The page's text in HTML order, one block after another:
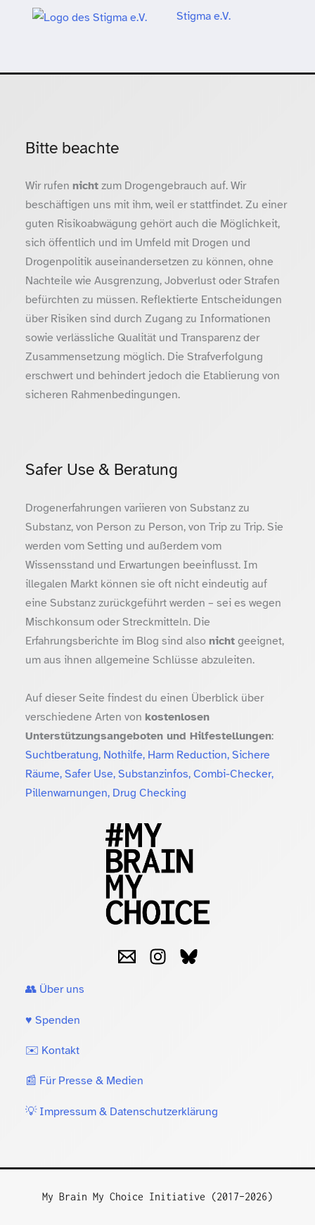
Stigma e.V.
Bitte beachte
Wir rufen nichtzum Drogengebrauch auf. Wir
beschäftigen uns mit ihm, weil er stattfindet. Zu einer
guten Risikoabwägung gehört auch die Möglichkeit,
sich öffentlich und im Umfeld mit Drogen und
Drogenpolitik auseinandersetzen zu können, ohne
Nachteile wie Ausgrenzung, Jobverlust oder Strafen
befürchten zu müssen. Reflektierte Entscheidungen
über Risiken sind durch Zugang zu Informationen
sowie verlässliche Qualität und Transparenz der
Zusammensetzung möglich. Die Strafverfolgung
erschwert und behindert jedoch die Etablierung von
sicheren Rahmenbedingungen.
Safer Use & Beratung
Drogenerfahrungen variieren von Substanz zu
Substanz, von Person zu Person, von Trip zu Trip. Sie
werden vom Setting und außerdem vom
Wissensstand und Erwartungen beeinflusst. Im
illegalen Markt können sie oft nicht eindeutig auf
eine Substanz zurückgeführt werden – sei es wegen
Mischkonsum oder Streckmitteln. Die
Erfahrungsberichte im Blog sind also nichtgeeignet,
um aus ihnen allgemeine Schlüsse abzuleiten.
Auf dieser Seite findest du einen Überblick über
verschiedene Arten von kostenlosen
Unterstützungsangeboten und Hilfestellungen:
Suchtberatung, Nothilfe, Harm Reduction, Sichere
Räume, Safer Use, Substanzinfos, Combi-Checker,
Pillenwarnungen, Drug Checking
👥 Über uns
♥️ Spenden
✉️ Kontakt
📰 Für Presse & Medien
💡 Impressum & Datenschutzerklärung
My Brain My Choice Initiative (2017–2026)